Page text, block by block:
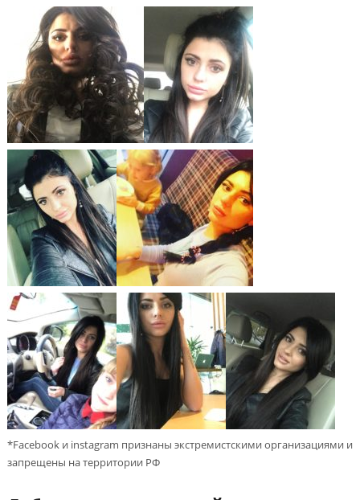
*Facebook и instagram признаны экстремистскими организациями и
запрещены на территории РФ